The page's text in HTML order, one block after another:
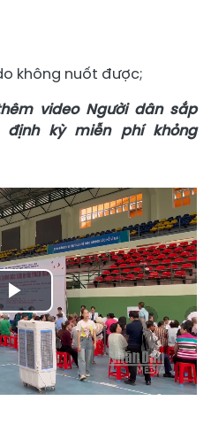
không nuốt được;
video Người dân sắp
kỳ miễn phí khỏng
Play
Video